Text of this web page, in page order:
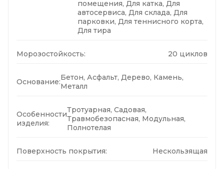
помещения, Для катка, Для
автосервиса, Для склада, Для
парковки, Для теннисного корта,
Для тира
Морозостойкость: 20 циклов
Основание:Бетон, Асфальт, Дерево, Камень,
Металл
Особенности
изделия:
Тротуарная, Садовая,
Травмобезопасная, Модульная,
Полнотелая
Поверхность покрытия: Нескользящая